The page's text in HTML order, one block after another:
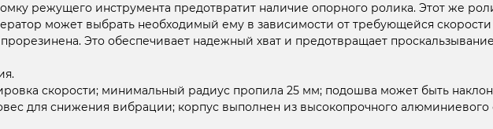
режущего инструмента предотвратит наличие опорного ролика. Этот же
может выбрать необходимый ему в зависимости от требующейся
Это обеспечивает надежный хват и предотвращает
скорости; минимальный радиус пропила 25 мм; подошва может быть
для снижения вибрации; корпус выполнен из высокопрочного алюминиевого